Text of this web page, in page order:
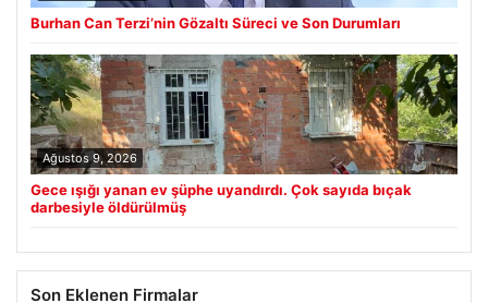
Burhan Can Terzi’nin Gözaltı Süreci ve Son Durumları
Ağustos 9, 2026
Gece ışığı yanan ev şüphe uyandırdı. Çok sayıda bıçak
darbesiyle öldürülmüş
Son Eklenen Firmalar